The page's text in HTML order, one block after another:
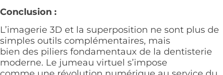
Conclusion :
L’imagerie 3D et la superposition ne sont plus de
simples outils complémentaires, mais
bien des piliers fondamentaux de la dentisterie
moderne. Le jumeau virtuel s’impose